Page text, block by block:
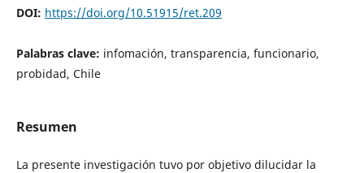
DOI: https://doi.org/10.51915/ret.209
Palabras clave: infomación, transparencia, funcionario,
probidad, Chile
Resumen
La presente investigación tuvo por objetivo dilucidar la